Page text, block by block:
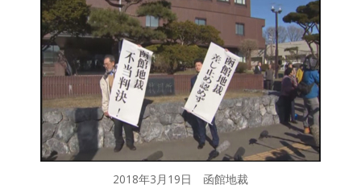
2018年3月19日 函館地裁